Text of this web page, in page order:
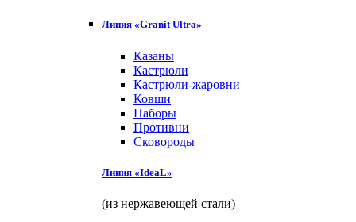
Линия «Granit Ultra»
Казаны
Кастрюли
Кастрюли-жаровни
Ковши
Наборы
Противни
Сковороды
Линия «IdeaL»
(из нержавеющей стали)